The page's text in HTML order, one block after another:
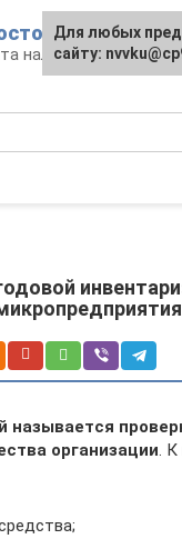
налогов, налоговые
называется
организации. К
Для любых
сайту: